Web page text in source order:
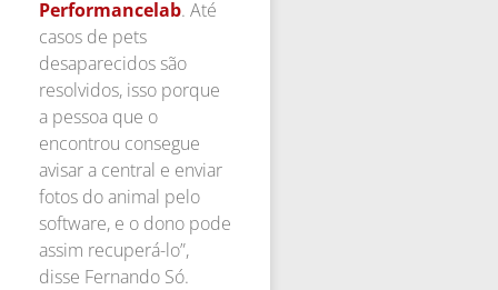
Performancelab. Até
casos de pets
desaparecidos são
resolvidos, isso porque
a pessoa que o
encontrou consegue
avisar a central e enviar
fotos do animal pelo
software, e o dono pode
assim recuperá-lo”,
disse Fernando Só.